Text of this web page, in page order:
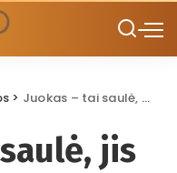
> Juokas – tai saulė, jis išveja žiemą iš žmogaus gymio. Victor Hugo
jis